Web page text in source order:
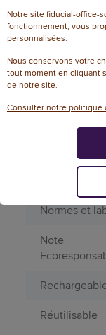
Répétition
d'impression
Type
Contenu
Normes et
Note
Réutilisable
Notre site fiducial-office-
fonctionnement, vous
personnalisées.
Nous conservons votre
tout moment en cliquant
de notre site.
Consulter notre politique